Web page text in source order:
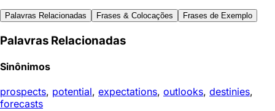
Palavras Relacionadas Frases & Colocações Frases de Exemplo
Palavras Relacionadas
Sinônimos
prospects, potential, expectations, outlooks, destinies,
forecasts